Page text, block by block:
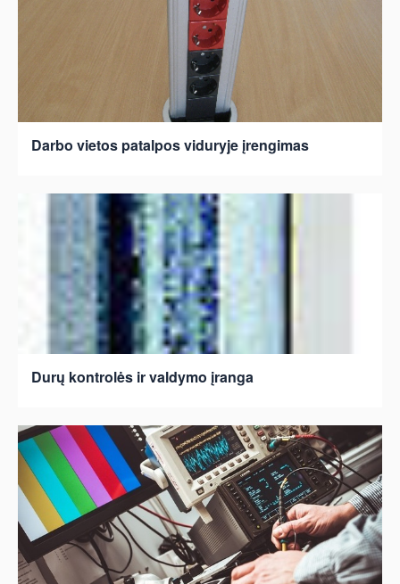
Darbo vietos patalpos viduryje įrengimas
Durų kontrolės ir valdymo įranga